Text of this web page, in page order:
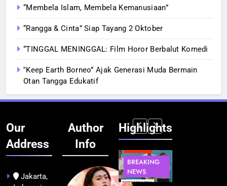
“Membela Islam, Membela Kemanusiaan”
“Rangga & Cinta” Siap Tayang 2 Oktober
“TINGGAL MENINGGAL: Film Horor Berbalut Komedi
‟Keep Earth Borneo” Ajak Generasi Muda Bermain
Otan Tangga Edukatif
Our
Address
Jakarta,
Author
Info
Highlights
BERITA
BUDAYA
BERITA
NEWS
BREAKING
NEWS